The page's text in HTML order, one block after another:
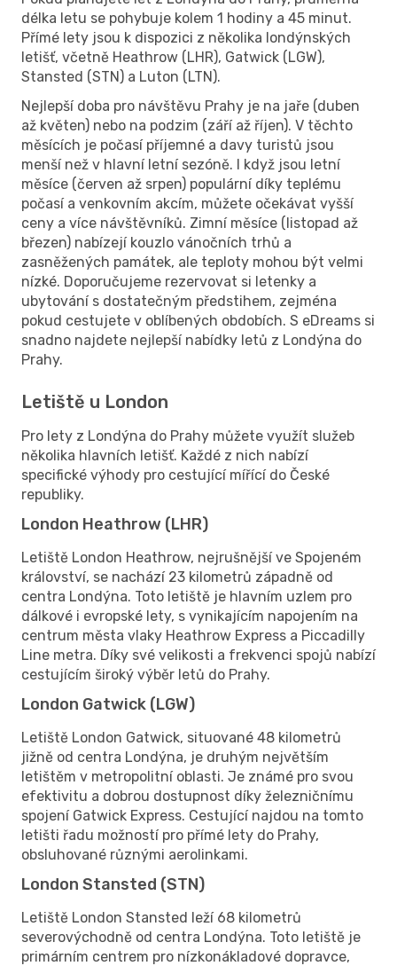
délka letu se pohybuje kolem 1 hodiny a 45 minut.
Přímé lety jsou k dispozici z několika londýnských
letišť, včetně Heathrow (LHR), Gatwick (LGW),
Stansted (STN) a Luton (LTN).
Nejlepší doba pro návštěvu Prahy je na jaře (duben
až květen) nebo na podzim (září až říjen). V těchto
měsících je počasí příjemné a davy turistů jsou
menší než v hlavní letní sezóně. I když jsou letní
měsíce (červen až srpen) populární díky teplému
počasí a venkovním akcím, můžete očekávat vyšší
ceny a více návštěvníků. Zimní měsíce (listopad až
březen) nabízejí kouzlo vánočních trhů a
zasněžených památek, ale teploty mohou být velmi
nízké. Doporučujeme rezervovat si letenky a
ubytování s dostatečným předstihem, zejména
pokud cestujete v oblíbených obdobích. S eDreams si
snadno najdete nejlepší nabídky letů z Londýna do
Prahy.
Letiště u London
Pro lety z Londýna do Prahy můžete využít služeb
několika hlavních letišť. Každé z nich nabízí
specifické výhody pro cestující mířící do České
republiky.
London Heathrow (LHR)
Letiště London Heathrow, nejrušnější ve Spojeném
království, se nachází 23 kilometrů západně od
centra Londýna. Toto letiště je hlavním uzlem pro
dálkové i evropské lety, s vynikajícím napojením na
centrum města vlaky Heathrow Express a Piccadilly
Line metra. Díky své velikosti a frekvenci spojů nabízí
cestujícím široký výběr letů do Prahy.
London Gatwick (LGW)
Letiště London Gatwick, situované 48 kilometrů
jižně od centra Londýna, je druhým největším
letištěm v metropolitní oblasti. Je známé pro svou
efektivitu a dobrou dostupnost díky železničnímu
spojení Gatwick Express. Cestující najdou na tomto
letišti řadu možností pro přímé lety do Prahy,
obsluhované různými aerolinkami.
London Stansted (STN)
Letiště London Stansted leží 68 kilometrů
severovýchodně od centra Londýna. Toto letiště je
primárním centrem pro nízkonákladové dopravce,